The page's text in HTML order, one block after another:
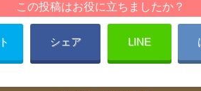
この投稿はお役に立ちましたか？
シェア LINE